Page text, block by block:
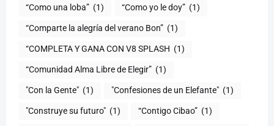
“Como una loba” (1) “Como yo le doy” (1)
“Comparte la alegría del verano Bon” (1)
“COMPLETA Y GANA CON V8 SPLASH (1)
“Comunidad Alma Libre de Elegir” (1)
"Con la Gente" (1) "Confesiones de un Elefante" (1)
"Construye su futuro" (1) “Contigo Cibao” (1)